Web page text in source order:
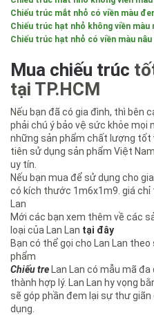
Chiếu trúc mắt nhỏ có viền màu
Chiếu trúc hạt nhỏ không viền màu
Chiếu trúc hạt nhỏ có viền màu
Mua chiếu trúc
tại TP.HCM
Nếu bạn đã có gia đình, thì bên
phải chú ý bảo vệ sức khỏe mọi
những sản phẩm chất lượng tốt
tiên sử dụng sản phẩm Việt
uy tín.
Nếu bạn mua để sử dụng cho
có kích thước 1m6x1m9. giá
Lan
Mới các bạn xem thêm về các
loại của Lan Lan tại đây
Bạn có thể gọi cho Lan Lan
phẩm
Chiếu tre Lan Lan có mẫu mã
thành hợp lý. Lan Lan hy vọng
sẽ góp phần đem lại sự thư
dụng.